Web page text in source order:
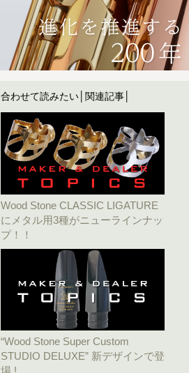
合わせて読みたい│関連記事│
Wood Stone CLASSIC LIGATURE
にメタル用3種がニューラインナッ
プ！！
“Wood Stone Super Custom
STUDIO DELUXE” 新デザインで登